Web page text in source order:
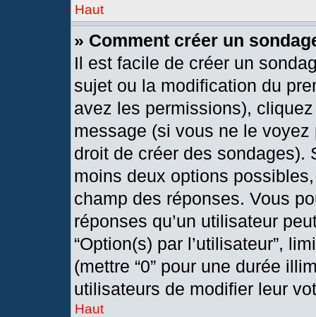
Haut
» Comment créer un
Il est facile de créer un
sujet ou la modification du
avez les permissions),
message (si vous ne le
droit de créer des sondages).
moins deux options
champ des réponses. Vous
réponses qu’un utilisateur
“Option(s) par l’utilisateur”,
(mettre “0” pour une durée
utilisateurs de modifier leur
Haut